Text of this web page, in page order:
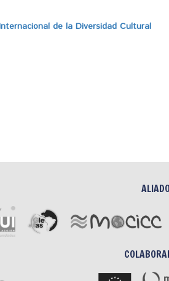
de la Diversidad Cultural